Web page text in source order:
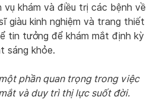
vụ khám và điều trị các bệnh về
giàu kinh nghiệm và trang thiết
tin tưởng để khám mắt định kỳ
sáng khỏe.
phần quan trọng trong việc
và duy trì thị lực suốt đời.